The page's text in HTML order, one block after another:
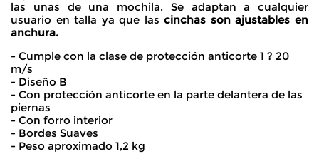
las unas de una mochila. Se adaptan a cualquier
usuario en talla ya que lascinchas son ajustables en
anchura.
- Cumple con la clase de protección anticorte 1 ? 20
m/s
- Diseño B
- Con protección anticorte en la parte delantera de las
piernas
- Con forro interior
- Bordes Suaves
- Peso aproximado 1,2 kg